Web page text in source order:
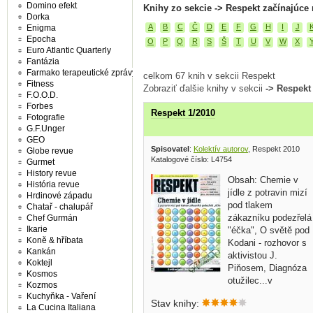
Knihy zo sekcie -> Respekt začínajúce
A B C Č D E F G H I J
O
P Q R S Š T U V W X
celkom 67 knih v sekcii Respekt
Zobraziť ďalšie knihy v sekcii -> Respekt
Respekt 1/2010
Spisovatel: Kolektív autorov, Respekt 2010
Katalogové číslo: L4754
Obsah: Chemie v
jídle z potravin mizí
pod tlakem
zákazníku podezřelá
"éčka", O světě pod
Kodani - rozhovor s
aktivistou J.
Piňosem, Diagnóza
otužilec...v
Stav knihy:
Domino efekt
Dorka
Enigma
Epocha
Euro Atlantic Quarterly
Fantázia
Farmako terapeutické zprávy
Fitness
F.O.O.D.
Forbes
Fotografie
G.F.Unger
GEO
Globe revue
Gurmet
History revue
História revue
Hrdinové západu
Chatař - chalupář
Chef Gurmán
Ikarie
Koně & hříbata
Kankán
Koktejl
Kosmos
Kozmos
Kuchyňka - Vaření
La Cucina Italiana